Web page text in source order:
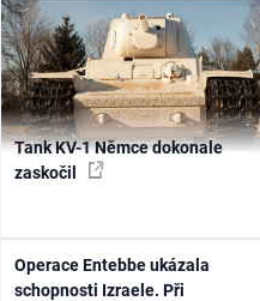
Tank KV-1 Němce dokonale
zaskočil
Operace Entebbe ukázala
schopnosti Izraele. Při